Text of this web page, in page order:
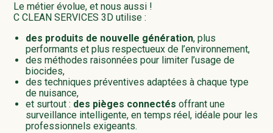
Le métier évolue, et nous aussi !
C CLEAN SERVICES 3D utilise :
des produits de nouvelle génération, plus
performants et plus respectueux de l’environnement,
des méthodes raisonnées pour limiter l’usage de
biocides,
des techniques préventives adaptées à chaque type
de nuisance,
et surtout : des pièges connectés offrant une
surveillance intelligente, en temps réel, idéale pour les
professionnels exigeants.